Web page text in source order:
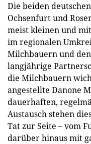
Die beiden
Ochsenfurt und
meist kleinen und
im regionalen
Milchbauern und
langjährige
die Milchbauern
angestellte Danone
dauerhaften,
Austausch stehen
Tat zur Seite – vom
darüber hinaus mit